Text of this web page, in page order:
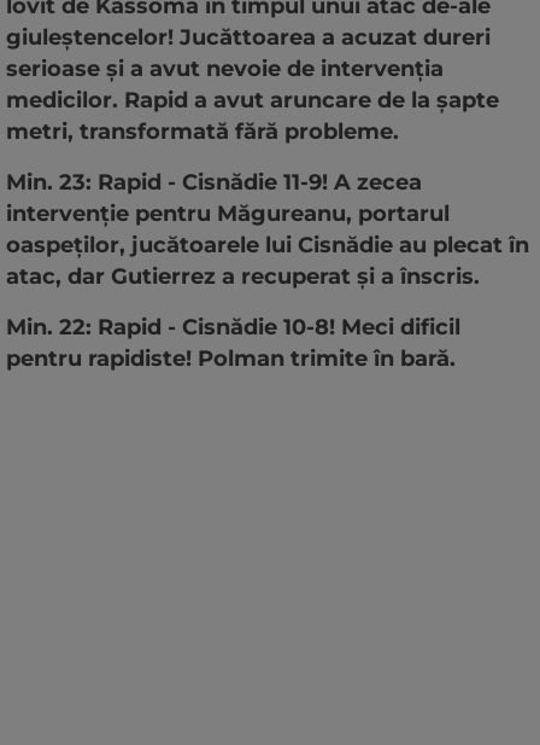
lovit de Kassoma în timpul unui atac de-ale
giuleștencelor! Jucăttoarea a acuzat dureri
serioase și a avut nevoie de intervenția
medicilor. Rapid a avut aruncare de la șapte
metri, transformată fără probleme.
Min. 23: Rapid - Cisnădie 11-9! A zecea
intervenție pentru Măgureanu, portarul
oaspeților, jucătoarele lui Cisnădie au plecat în
atac, dar Gutierrez a recuperat și a înscris.
Min. 22: Rapid - Cisnădie 10-8! Meci dificil
pentru rapidiste! Polman trimite în bară.